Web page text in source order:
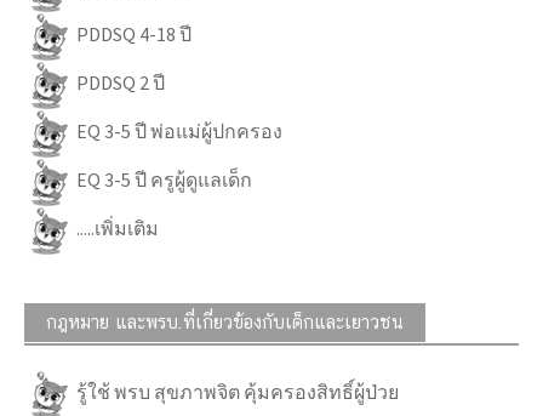
PDDSQ 4-18 ปี
PDDSQ 2 ปี
EQ 3-5 ปี พ่อแม่ผู้ปกครอง
EQ 3-5 ปี ครูผู้ดูแลเด็ก
.....เพิ่มเติม
กฎหมาย และพรบ.ที่เกี่ยวข้องกับเด็กและเยาวชน
รู้ใช้ พรบ สุขภาพจิต คุ้มครองสิทธิ์ผู้ป่วย